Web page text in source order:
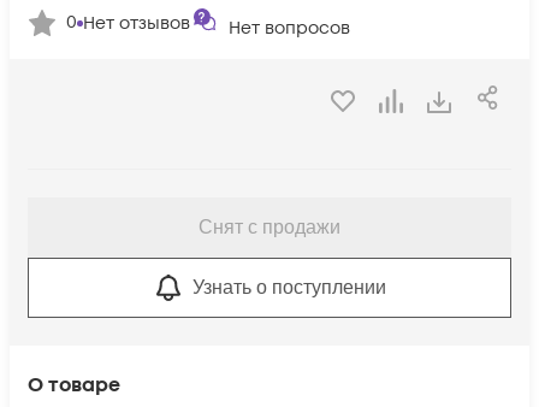
О товаре
0 Нет отзывов Нет вопросов
Снят с продажи
Узнать о поступлении